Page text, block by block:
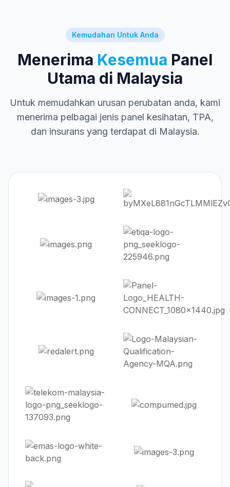
Kemudahan Untuk Anda
Menerima Kesemua Panel
Utama di Malaysia
Untuk memudahkan urusan perubatan anda, kami
menerima pelbagai jenis panel kesihatan, TPA,
dan insurans yang terdapat di Malaysia.